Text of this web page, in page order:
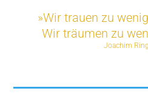
Verein
e.V.
Projekte»Wir trauen zu
Wir träumen zu
Joachim